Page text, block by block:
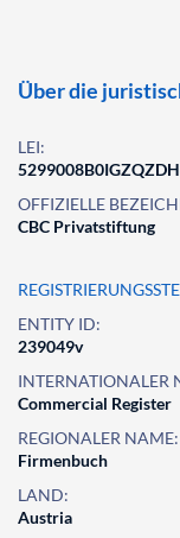
Über die
LEI:
OFFIZIELLE
CBC Privatstiftung
ENTITY ID:
239049v
INTERNATIONALER
Commercial Register
REGIONALER NAME:
Firmenbuch
LAND:
Austria